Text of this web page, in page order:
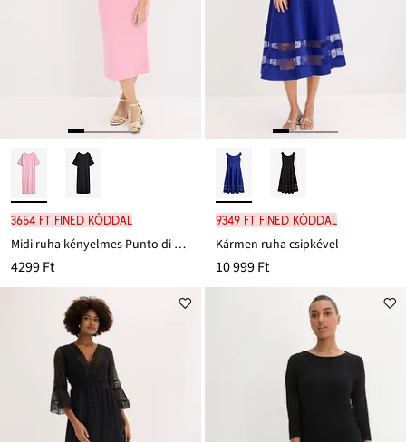
3654 Ft FINED kóddal
Midi ruha kényelmes Punto di Roma anyagból
4299 Ft
9349 Ft FINED kóddal
Kármen ruha csipkével
10 999 Ft